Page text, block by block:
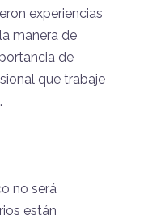
experiencias
manera de
de
que trabaje
no será
están